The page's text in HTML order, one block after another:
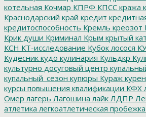
котельная Кочмар КПРФ КПСС кража
Краснодарский край кредит
кредитоспособность Кремль креозот
Крик души Криминал Крым крытый
КСН КТ-исследование Кубок лосося
Кудесник кудо кулинария Кульдкр
культурно досуговый центр
купальный_сезон купюры Кураж
курсы повышения квалификации КФХ
Омер лагерь Лагошина лайк ЛДПР
атлетика легкоатлетическая пробежка